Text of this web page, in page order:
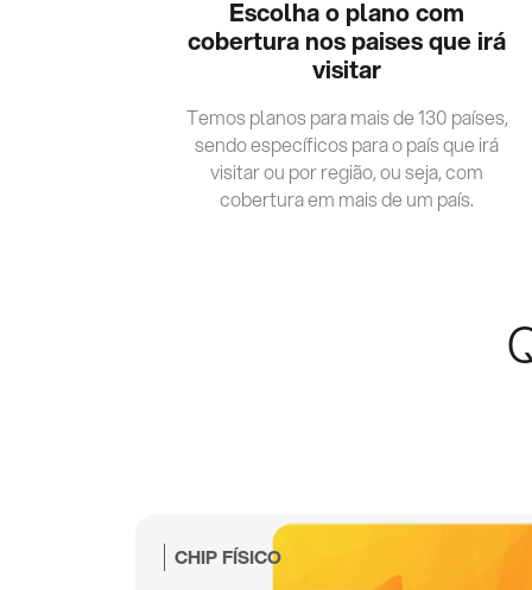
Escolha o plano com
cobertura nos paises que irá
visitar
Temos planos para mais de 130 países,
sendo específicos para o país que irá
visitar ou por região, ou seja, com
cobertura em mais de um país.
CHIP FÍSICO